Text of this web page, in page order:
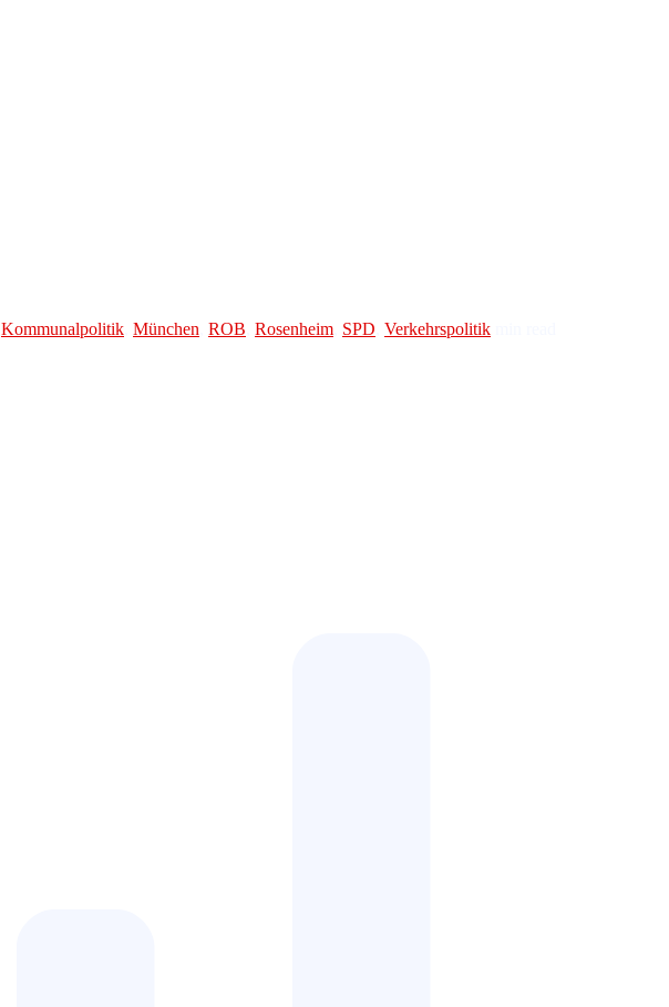
Kommunalpolitik München ROB Rosenheim SPD Verkehrspolitik